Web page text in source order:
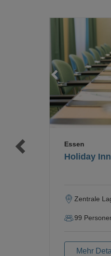
Holiday
Essen
Zentrale
99
Mehr